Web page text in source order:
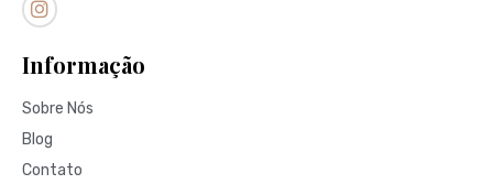
Informação
Sobre Nós
Blog
Contato